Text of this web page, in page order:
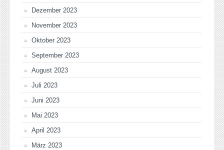
Dezember 2023
November 2023
Oktober 2023
September 2023
August 2023
Juli 2023
Juni 2023
Mai 2023
April 2023
März 2023